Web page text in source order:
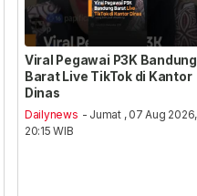
Viral Pegawai P3K Bandung
Barat Live TikTok di Kantor
Dinas
Dailynews - Jumat , 07 Aug 2026,
20:15 WIB